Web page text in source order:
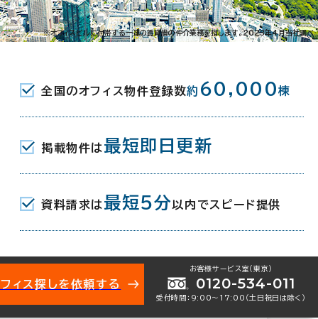
10-14
南口 15分
※オフィスビルに付帯する一連の賃貸借の仲介業務を指します。2023年4月当社調べ
全国のオフィス物件登録数約 60,000棟
掲載物件は 最短即日更新
資料請求は 最短5分 以内でスピード提供
ィス探しを依頼する
お客様サービス室（東京）
0120-534-011
受付時間：9:00〜17:00（土日祝日は除く）